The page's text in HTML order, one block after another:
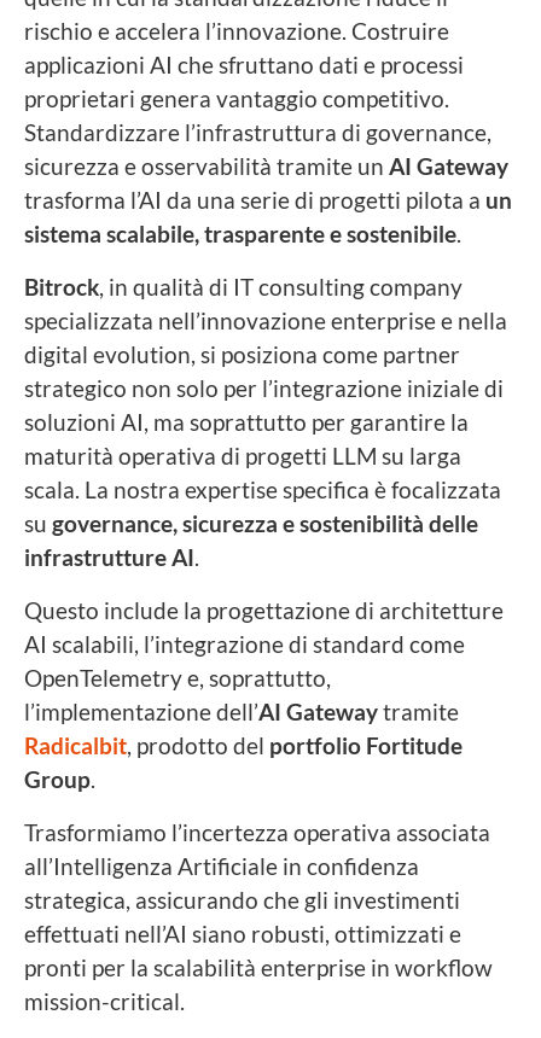
rischio e accelera l’innovazione. Costruire
applicazioni AI che sfruttano dati e processi
proprietari genera vantaggio competitivo.
Standardizzare l’infrastruttura di governance,
sicurezza e osservabilità tramite un AI Gateway
trasforma l’AI da una serie di progetti pilota a un
sistema scalabile, trasparente e sostenibile.
Bitrock, in qualità di IT consulting company
specializzata nell’innovazione enterprise e nella
digital evolution, si posiziona come partner
strategico non solo per l’integrazione iniziale di
soluzioni AI, ma soprattutto per garantire la
maturità operativa di progetti LLM su larga
scala. La nostra expertise specifica è focalizzata
su governance, sicurezza e sostenibilità delle
infrastrutture AI.
Questo include la progettazione di architetture
AI scalabili, l’integrazione di standard come
OpenTelemetry e, soprattutto,
l’implementazione dell’AI Gatewaytramite
Radicalbit, prodotto del portfolio Fortitude
Group.
Trasformiamo l’incertezza operativa associata
all’Intelligenza Artificiale in confidenza
strategica, assicurando che gli investimenti
effettuati nell’AI siano robusti, ottimizzati e
pronti per la scalabilità enterprise in workflow
mission-critical.